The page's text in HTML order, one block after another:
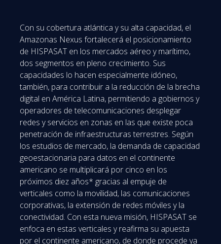
Con su cobertura atlántica y su alta capacidad, el
Amazonas Nexus fortalecerá el posicionamiento
de HISPASAT en los mercados aéreo y marítimo,
dos segmentos en pleno crecimiento. Sus
capacidades lo hacen especialmente idóneo,
también, para contribuir a la reducción de la brecha
digital en América Latina, permitiendo a gobiernos y
operadores de telecomunicaciones desplegar
redes y servicios en zonas en las que existe poca
penetración de infraestructuras terrestres. Según
los estudios de mercado, la demanda de capacidad
geoestacionaria para datos en el continente
americano se multiplicará por cinco en los
próximos diez años* gracias al empuje de
verticales como la movilidad, las comunicaciones
corporativas, la extensión de redes móviles y la
conectividad. Con esta nueva misión, HISPASAT se
enfoca en estas verticales y reafirma su apuesta
por el continente americano, de donde procede ya